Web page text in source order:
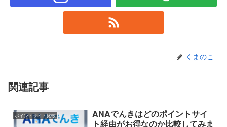
くまのこ
関連記事
ポイントサイト比較
ANAでんきはどのポイントサイ
ト経由がお得なのか比較してみま